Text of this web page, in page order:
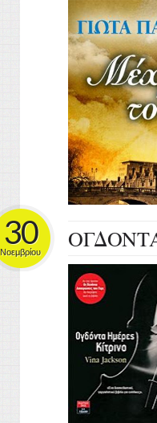
30
Νοεμβρίου